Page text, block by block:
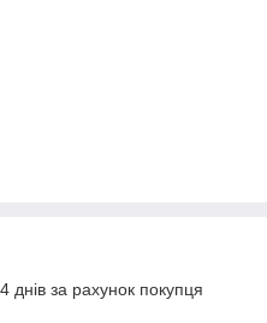
за рахунок покупця